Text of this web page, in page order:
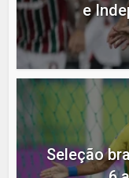
e
Seleção